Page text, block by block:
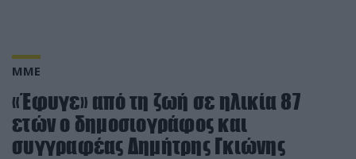
ΜΜΕ
«Έφυγε» από τη ζωή σε ηλικία 87
ετών ο δημοσιογράφος και
συγγραφέας Δημήτρης Γκιώνης